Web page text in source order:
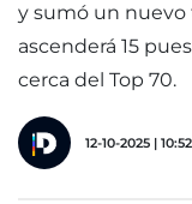
y sumó un nuevo
ascenderá 15
cerca del Top 70.
12-10-2025 | 10:52